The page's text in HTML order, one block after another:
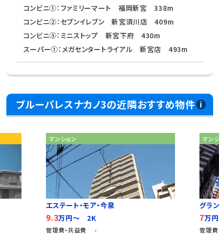
コンビニ①：ファミリーマート 福岡新宮 338m
コンビニ②：セブンイレブン 新宮須川店 409m
コンビニ③：ミニストップ 新宮下府 430m
スーパー①：メガセンタートライアル 新宮店 493m
ブルーパレスナカノ3の近隣おすすめ物件
マンション
エステート・モア・今泉
9.3万円～ 2K
管理費・共益費 -
マン
グラ
7万
管理